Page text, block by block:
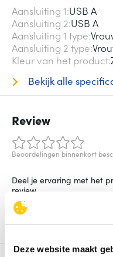
Deze website maakt
Aansluiting 1 USB A
Aansluiting 2 USB A
Aansluiting 1 type
Aansluiting 2 type
Kleur van het product
Bekijk alle
Review
Beoordelingen binnenkort
Deel je ervaring met het
review.
Schrijf een review